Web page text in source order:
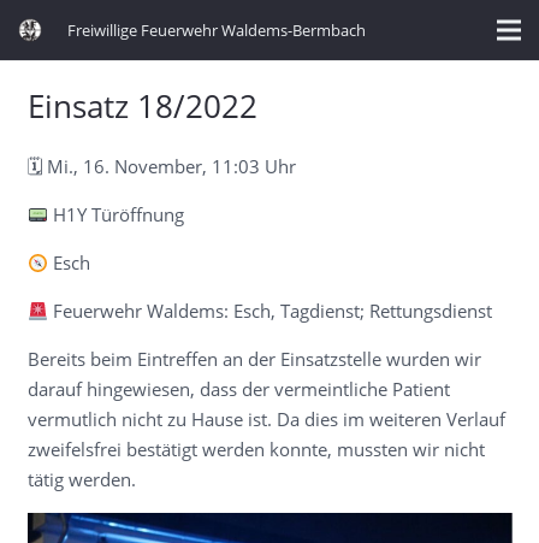
Freiwillige Feuerwehr Waldems-Bermbach
Einsatz 18/2022
🗓 Mi., 16. November, 11:03 Uhr
H1Y Türöffnung
Esch
Feuerwehr Waldems: Esch, Tagdienst; Rettungsdienst
Bereits beim Eintreffen an der Einsatzstelle wurden wir
darauf hingewiesen, dass der vermeintliche Patient
vermutlich nicht zu Hause ist. Da dies im weiteren Verlauf
zweifelsfrei bestätigt werden konnte, mussten wir nicht
tätig werden.